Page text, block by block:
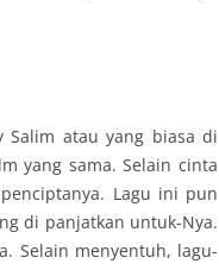
Salim atau yang biasa di
yang sama. Selain cinta
Lagu ini pun
di panjatkan untuk-Nya.
Selain menyentuh, lagu-